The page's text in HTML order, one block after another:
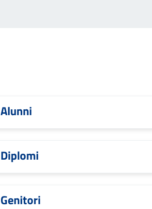
Alunni
Diplomi
Genitori